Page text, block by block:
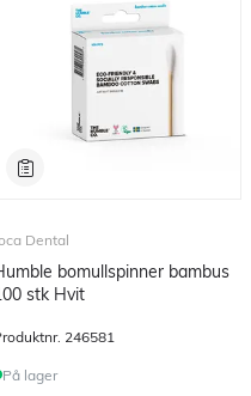
Dental
bomullspinner bambus
stk Hvit
246581
På lager